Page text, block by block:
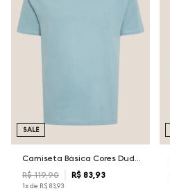
R$ 119,90 R$ 83, 93
1x de R$ 83,93
SALE